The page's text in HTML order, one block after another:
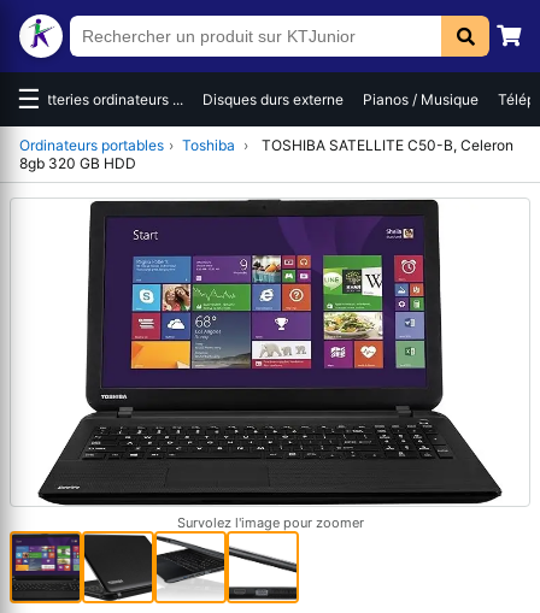
☰Batteries ordinateurs ... Disques durs externe Pianos / Musique
Ordinateurs portables › Toshiba ›
TOSHIBA SATELLITE C50-B, Celeron
8gb 320 GB HDD
Survolez l'image pour zoomer